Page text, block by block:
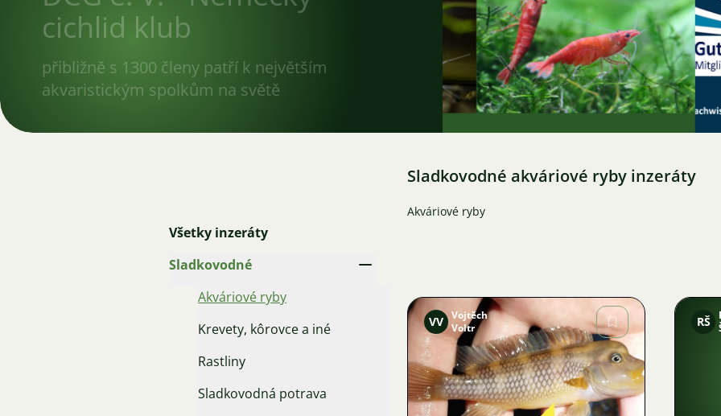
cichlid klub
přibližně s 1300 členy patří k největším
akvaristickým spolkům na světě
Všetky inzeráty
Sladkovodné
Akváriové ryby
Krevety, kôrovce a iné
Rastliny
Sladkovodná potrava
Sladkovodné akváriové ryby inzeráty
Akváriové ryby
Obrázok
VV Vojtěch
Voltr
RŠ